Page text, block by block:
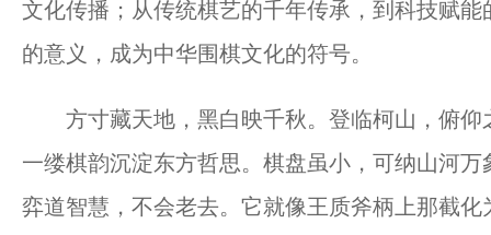
文化传播；从传统棋艺的千年传承，到科技赋
的意义，成为中华围棋文化的符号。
方寸藏天地，黑白映千秋。登临柯山，俯仰
一缕棋韵沉淀东方哲思。棋盘虽小，可纳山河
弈道智慧，不会老去。它就像王质斧柄上那截